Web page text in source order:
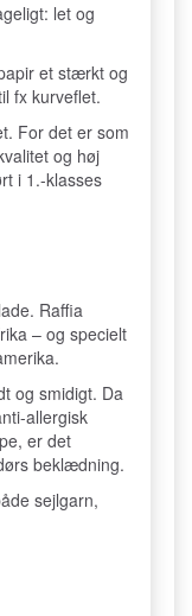
let og
et stærkt og
fx kurveflet.
For det er som
og høj
i 1.-klasses
Raffia
– og specielt
og smidigt. Da
allergisk
er det
beklædning.
sejlgarn,